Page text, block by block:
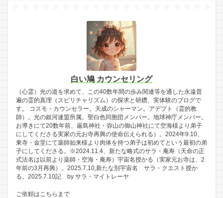
白い鳩 カウンセリング
（心霊）光の道を求めて、この40数年間の歩み関連等を通した永遠普
遍の霊的真理（スピリチャリズム）の探求と研鑽、実体験のブログで
す。 コスモ・カウンセラー。天成のシャーマン。アデプト（霊的教
師）。光の銀河連盟所属。聖白色同胞団メンバー。地球神庁メンバー。
お導きにて20数年前、厳島神社・弥山の御山神社にて空海様より弟子
にしてくださる実家の元お寺再興の使命伝えられる）。2024年9.10、
東寺・金堂にて薬師如来様より肉体を持つ弟子は初めてという最初の弟
子にしてくださる。※2024.11.4、新たな略式のサラ・庵寿（天命の正
式法名は以前より薬師・空海・庵寿）宇宙名授かる（実家元お寺は、2
年前の3月再興）。2025.7.10,新たな別宇宙名 サラ・クエスト授か
る。2025.7.10記 by サラ・マイトレーヤ
ご依頼はこちらまで